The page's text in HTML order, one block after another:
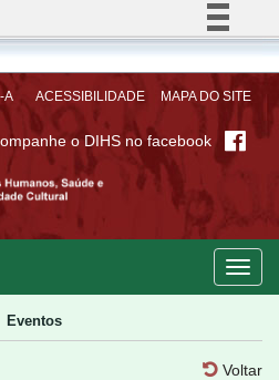
Simplifique!
Comunica BR
Participe
Acesso à informação
Legislação
-A ACESSIBILIDADE MAPA DO SITE
o DIHS no facebook
Eventos
Voltar